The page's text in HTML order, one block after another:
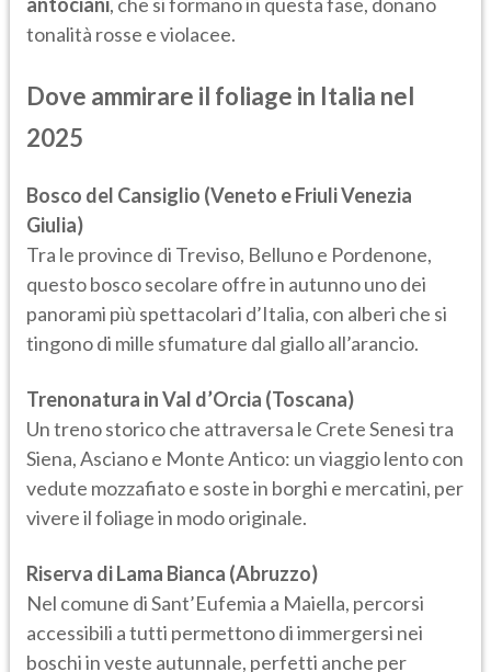
tonalità rosse e violacee.
Dove ammirare il foliage in Italia nel
2025
Bosco del Cansiglio (Veneto e Friuli Venezia
Giulia)
Tra le province di Treviso, Belluno e Pordenone,
questo bosco secolare offre in autunno uno dei
panorami più spettacolari d’Italia, con alberi che si
tingono di mille sfumature dal giallo all’arancio.
Trenonatura in Val d’Orcia (Toscana)
Un treno storico che attraversa le Crete Senesi tra
Siena, Asciano e Monte Antico: un viaggio lento con
vedute mozzafiato e soste in borghi e mercatini, per
vivere il foliage in modo originale.
Riserva di Lama Bianca (Abruzzo)
Nel comune di Sant’Eufemia a Maiella, percorsi
accessibili a tutti permettono di immergersi nei
boschi in veste autunnale, perfetti anche per